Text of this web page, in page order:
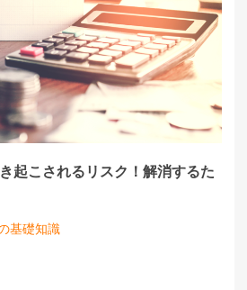
起こされるリスク！解消するた
基礎知識